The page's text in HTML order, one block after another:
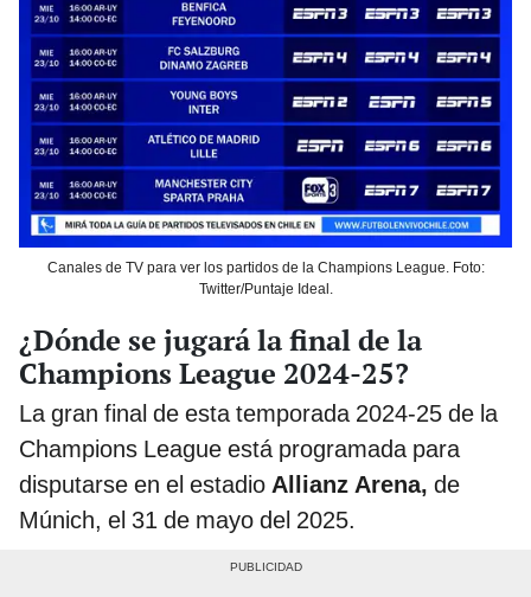
Canales de TV para ver los partidos de la Champions League. Foto:
Twitter/Puntaje Ideal.
¿Dónde se jugará la final de la
Champions League 2024-25?
La gran final de esta temporada 2024-25 de la
Champions League está programada para
disputarse en el estadio Allianz Arena, de
Múnich, el 31 de mayo del 2025.